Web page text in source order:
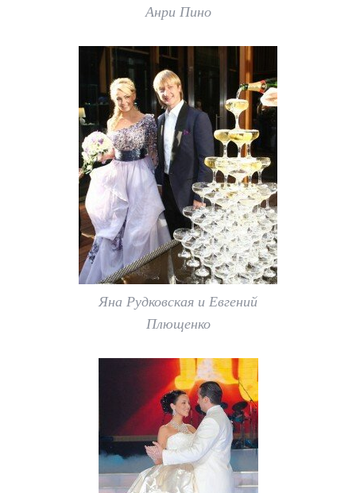
Анри Пино
Яна Рудковская и Евгений
Плющенко